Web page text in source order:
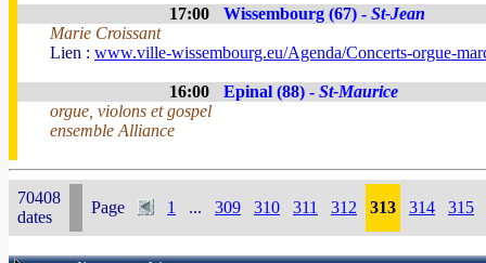
17:00 Wissembourg (67) - St-Jean
Marie Croissant
Lien : www.ville-wissembourg.eu/Agenda/Concerts-orgue-
16:00 Epinal (88) - St-Maurice
orgue, violons et gospel
ensemble Alliance
70408
dates
Page 1 ... 309 310 311 312 313 314 315